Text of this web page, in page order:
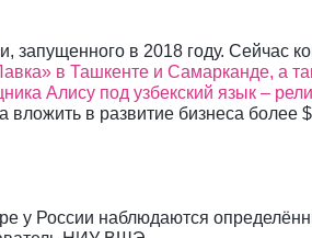
в 2018 году. Сейчас
в Ташкенте и Самарканде, а
Алису под узбекский язык –
в развитие бизнеса более
у России наблюдаются